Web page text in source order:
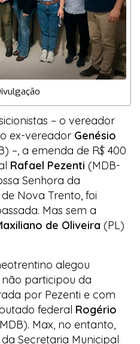
– o vereador
ex-vereador Genésio
–, a emenda de R$ 400
Rafael Pezenti (MDB-
Senhora da
Nova Trento, foi
Mas sem a
de Oliveira (PL)
alegou
não participou da
por Pezenti e com
federal Rogério
Max, no entanto,
Secretaria Municipal